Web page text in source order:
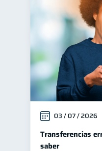
03 / 07 / 2026
Transferencias
saber